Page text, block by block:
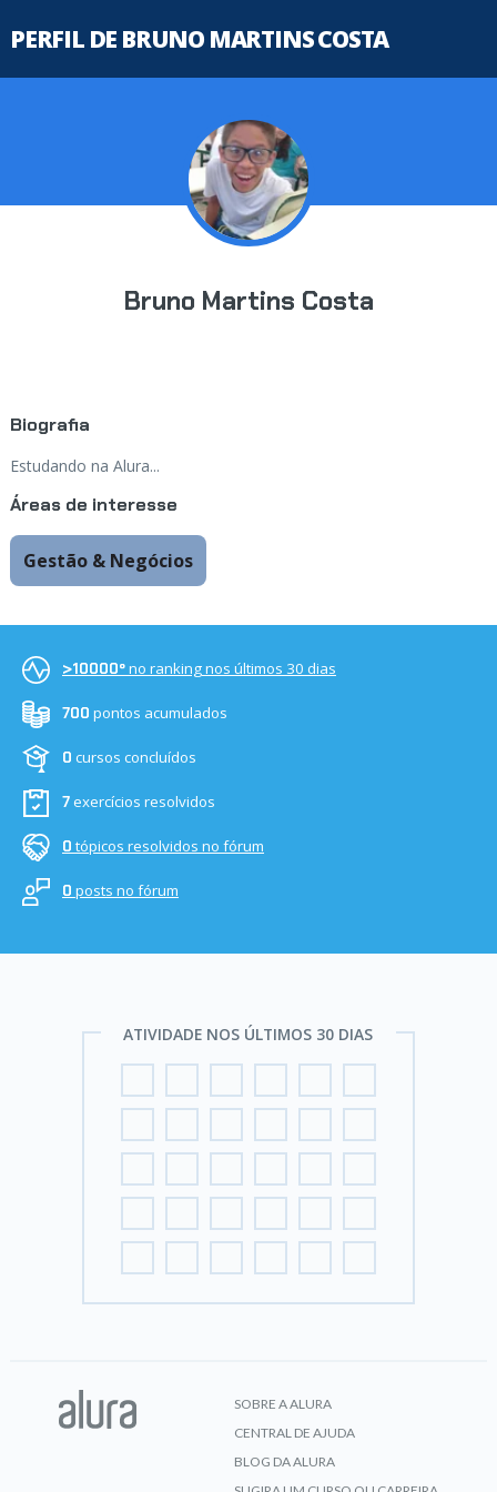
PERFIL DE BRUNO MARTINS COSTA
Bruno Martins Costa
Biografia
Estudando na Alura...
Áreas de interesse
Gestão & Negócios
>10000ºno ranking nos últimos 30 dias
700 pontos acumulados
0 cursos concluídos
7exercícios resolvidos
0 tópicos resolvidos no fórum
0 posts no fórum
ATIVIDADE NOS ÚLTIMOS 30 DIAS
SOBRE A ALURA
CENTRAL DE AJUDA
BLOG DA ALURA